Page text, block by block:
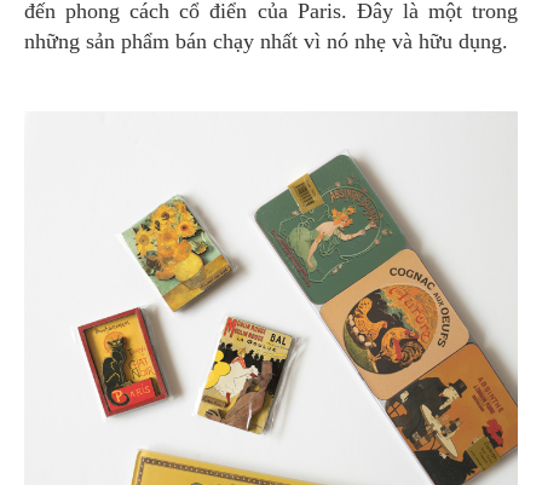
đến phong cách cổ điển của Paris. Đây là một trong
những sản phẩm bán chạy nhất vì nó nhẹ và hữu dụng.